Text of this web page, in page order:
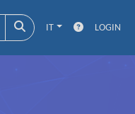
IT LOGIN